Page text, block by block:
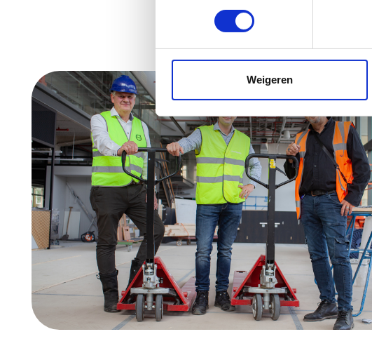
toestemming op elk moment wijzigen of
websiteverkeer te analyseren. Ook
media, adverteren en analyse. Deze
Weigeren